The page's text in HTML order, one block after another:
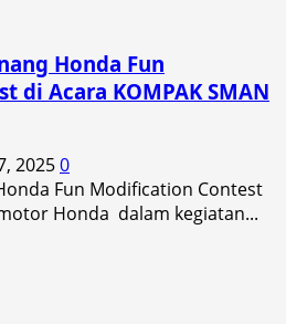
Honda Fun
di Acara KOMPAK SMAN
20250
Fun Modification Contest
Honda dalam kegiatan...